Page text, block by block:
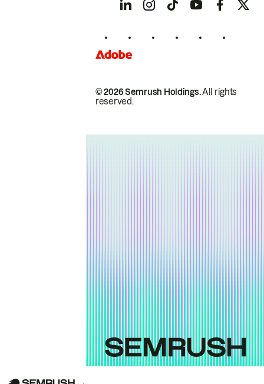
© 2026 Semrush Holdings.All rights
reserved.